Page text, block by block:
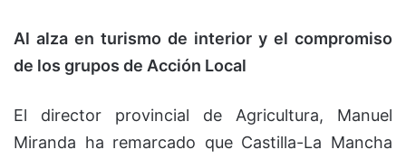
Al alza en turismo de interior y el compromiso
de los grupos de Acción Local
El director provincial de Agricultura, Manuel
Miranda ha remarcado que Castilla-La Mancha